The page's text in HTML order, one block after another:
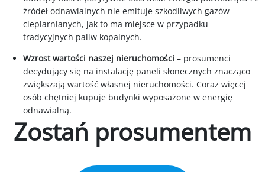
źródeł odnawialnych nie emituje szkodliwych gazów
cieplarnianych, jak to ma miejsce w przypadku
tradycyjnych paliw kopalnych.
Wzrost wartości naszej nieruchomości – prosumenci
decydujący się na instalację paneli słonecznych znacząco
zwiększają wartość własnej nieruchomości. Coraz więcej
osób chętniej kupuje budynki wyposażone w energię
odnawialną.
Zostań prosumentem